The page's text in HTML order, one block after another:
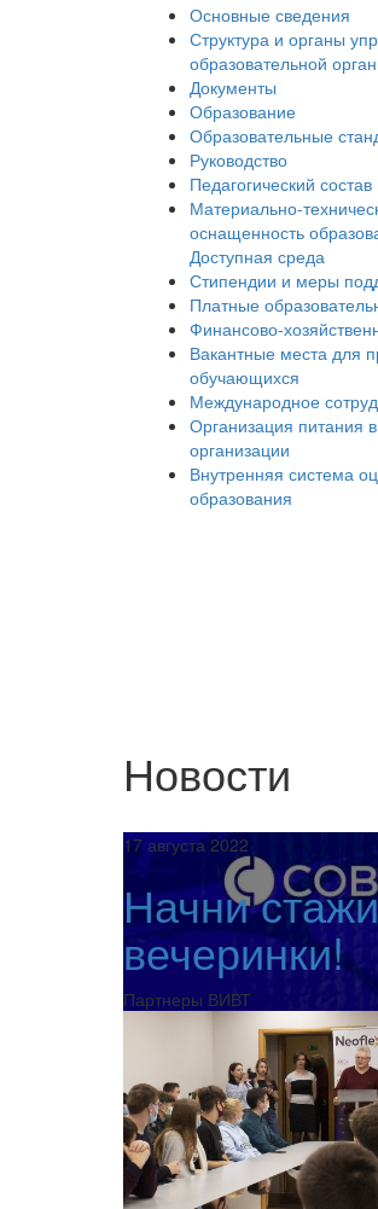
Основные сведения
Структура и органы
образовательной
Документы
Образование
Образовательные
Руководство
Педагогический состав
Материально-
оснащенность
Доступная среда
Стипендии и меры
Платные
Финансово-
Вакантные места для
обучающихся
Международное
Организация питания
организации
Внутренняя система
образования
Новости
17 августа 2022
Начни
вечеринки!
Партнеры ВИВТ